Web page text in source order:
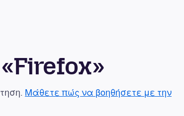
Μάθετε πώς να βοηθήσετε με την